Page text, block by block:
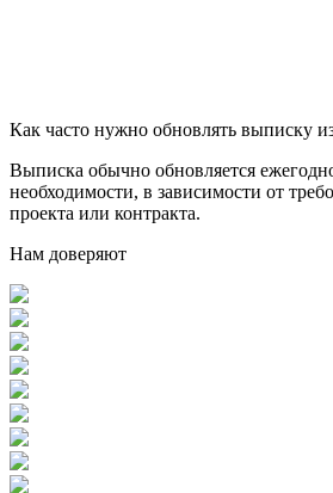
Как часто нужно обновлять
Выписка обычно обновляется
необходимости, в зависимости от
проекта или контракта.
Нам доверяют